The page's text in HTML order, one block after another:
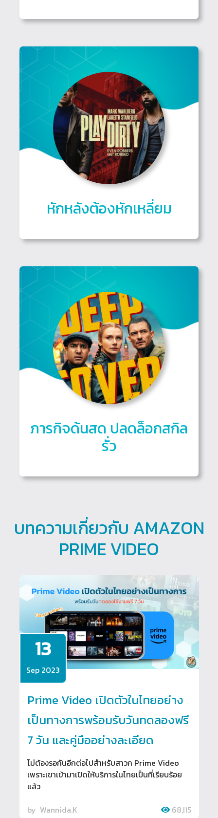
หักหลังต้องหักเหลี่ยม
ภารกิจด้นสด ปลดล็อกสกิล
รั่ว
บทความเกี่ยวกับ AMAZON
PRIME VIDEO
13
Sep 2023
Prime Video เปิดตัวในไทยอย่าง
เป็นทางการพร้อมรับวันทดลองฟรี
7 วัน และคู่มืออย่างละเอียด
ไม่ต้องรอกันอีกต่อไปสำหรับสาวก Prime Video
เพราะเขาเข้ามาเปิดให้บริการในไทยเป็นที่เรียบร้อย
แล้ว
by Wannida.K 68,115